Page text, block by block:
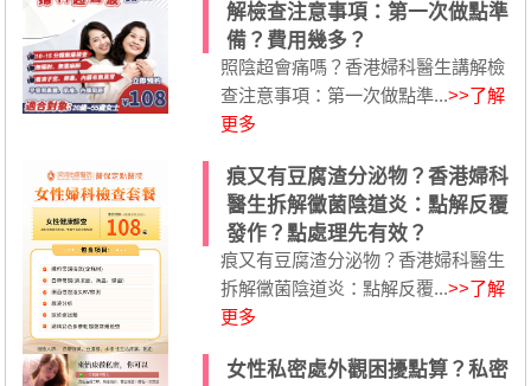
解檢查注意事項：第一次做點準
備？費用幾多？
照陰超會痛嗎？香港婦科醫生講解檢
查注意事項：第一次做點準...>>了解
更多
痕又有豆腐渣分泌物？香港婦科
醫生拆解黴菌陰道炎：點解反覆
發作？點處理先有效？
痕又有豆腐渣分泌物？香港婦科醫生
拆解黴菌陰道炎：點解反覆...>>了解
更多
女性私密處外觀困擾點算？私密